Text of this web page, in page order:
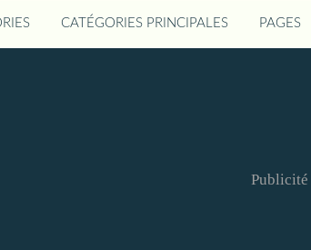
CATÉGORIES PRINCIPALES PAGES
Publicité